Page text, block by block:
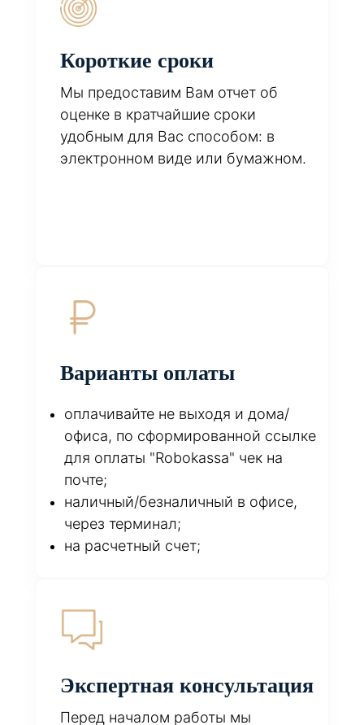
Короткие сроки
Мы предоставим Вам отчет об
оценке в кратчайшие сроки
удобным для Вас способом: в
электронном виде или бумажном.
Варианты оплаты
оплачивайте не выходя и дома/
офиса, по сформированной ссылке
для оплаты "Robokassa" чек на
почте;
наличный/безналичный в офисе,
через терминал;
на расчетный счет;
Экспертная консультация
Перед началом работы мы